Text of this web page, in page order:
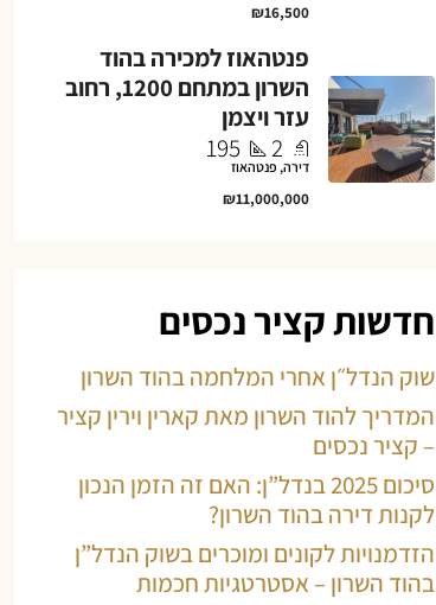
₪16,500
פנטהאוז למכירה בהוד
השרון במתחם 1200, רחוב
עזר ויצמן
2
195
דירה, פנטהאוז
₪11,000,000
חדשות קציר נכסים
שוק הנדל״ן אחרי המלחמה בהוד השרון
המדריך להוד השרון מאת קארין וירין קציר
– קציר נכסים
סיכום 2025 בנדל”ן: האם זה הזמן הנכון
לקנות דירה בהוד השרון?
הזדמנויות לקונים ומוכרים בשוק הנדל”ן
בהוד השרון – אסטרטגיות חכמות